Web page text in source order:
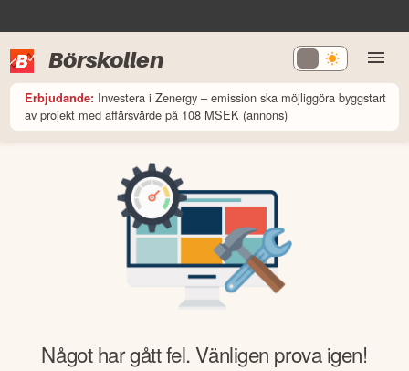
Börskollen
Erbjudande: Investera i Zenergy – emission ska möjliggöra byggstart
av projekt med affärsvärde på 108 MSEK (annons)
Något har gått fel. Vänligen prova igen!